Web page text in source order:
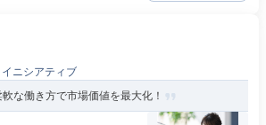
ニシアティブ
な働き方で市場価値を最大化！